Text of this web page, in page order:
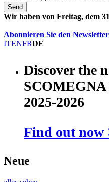
Send
Wir haben von Freitag, dem
Abonnieren Sie den Newsletter
ITENFRDE
Discover the
SCOMEGNA
2025-2026
Find out now
Neue